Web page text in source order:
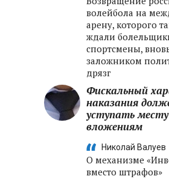
волейбола на
арену, которого
ждали
спортсмены,
заложником
дрязг
Фискальный
наказания
уступать
вложениям
Николай Валуев
О механизме
вместо штрафов»